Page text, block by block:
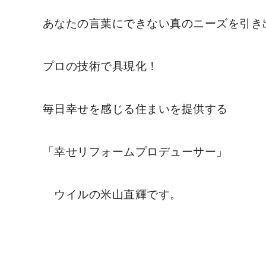
あなたの言葉にできない真のニーズを引き
プロの技術で具現化！
毎日幸せを感じる住まいを提供する
「幸せリフォームプロデューサー」
ウイルの米山直輝です。